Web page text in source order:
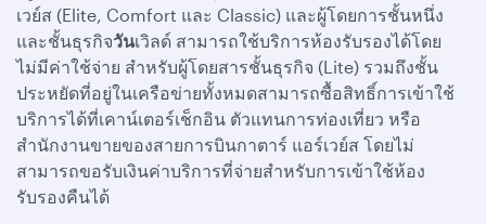
เวย์ส (Elite, Comfort และ Classic) และผู้โดยการชั้นหนึ่ง
และชั้นธุรกิจวันเวิลด์ สามารถใช้บริการห้องรับรองได้โดย
ไม่มีค่าใช้จ่าย สำหรับผู้โดยสารชั้นธุรกิจ (Lite) รวมถึงชั้น
ประหยัดที่อยู่ในเครือข่ายทั้งหมดสามารถซื้อสิทธิ์การเข้าใช้
บริการได้ที่เคาน์เตอร์เช็กอิน ตัวแทนการท่องเที่ยว หรือ
สำนักงานขายของสายการบินกาตาร์ แอร์เวย์ส โดยไม่
สามารถขอรับเงินค่าบริการที่จ่ายสำหรับการเข้าใช้ห้อง
รับรองคืนได้